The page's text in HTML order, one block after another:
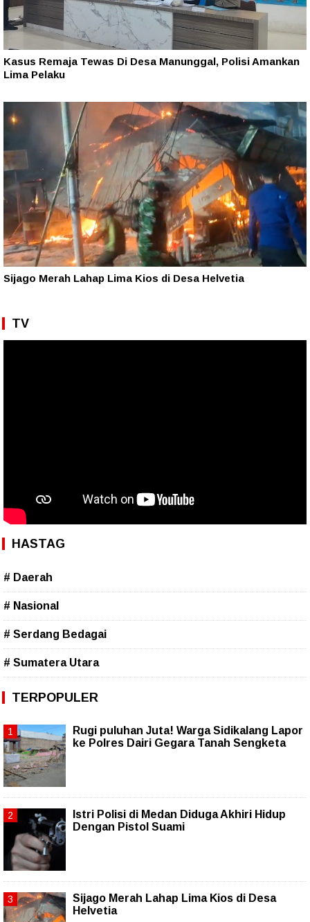
Kasus Remaja Tewas Di Desa Manunggal, Polisi Amankan
Lima Pelaku
Sijago Merah Lahap Lima Kios di Desa Helvetia
TV
HASTAG
# Daerah
# Nasional
# Serdang Bedagai
# Sumatera Utara
TERPOPULER
Rugi puluhan Juta! Warga Sidikalang Lapor
ke Polres Dairi Gegara Tanah Sengketa
Istri Polisi di Medan Diduga Akhiri Hidup
Dengan Pistol Suami
Sijago Merah Lahap Lima Kios di Desa
Helvetia